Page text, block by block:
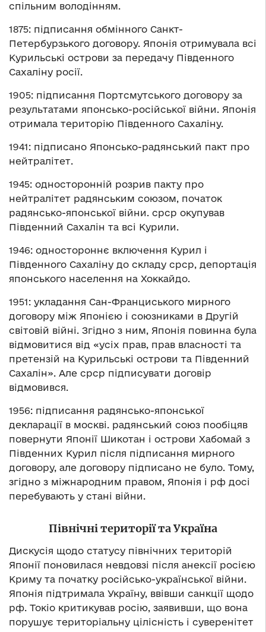
спільним володінням.
1875: підписання обмінного Санкт-
Петербурзького договору. Японія отримувала всі
Курильські острови за передачу Південного
Сахаліну росії.
1905: підписання Портсмутського договору за
результатами японсько-російської війни. Японія
отримала територію Південного Сахаліну.
1941: підписано Японсько-радянський пакт про
нейтралітет.
1945: односторонній розрив пакту про
нейтралітет радянським союзом, початок
радянсько-японської війни. срср окупував
Південний Сахалін та всі Курили.
1946: одностороннє включення Курил і
Південного Сахаліну до складу срср, депортація
японського населення на Хоккайдо.
1951: укладання Сан-Франциського мирного
договору між Японією і союзниками в Другій
світовій війні. Згідно з ним, Японія повинна була
відмовитися від «усіх прав, прав власності та
претензій на Курильські острови та Південний
Сахалін». Але срср підписувати договір
відмовився.
1956: підписання радянсько-японської
декларації в москві. радянський союз пообіцяв
повернути Японії Шикотан і острови Хабомай з
Південних Курил після підписання мирного
договору, але договору підписано не було. Тому,
згідно з міжнародним правом, Японія і рф досі
перебувають у стані війни.
Північні території та Україна
Дискусія щодо статусу північних територій
Японії поновилася невдовзі після анексії росією
Криму та початку російсько-української війни.
Японія підтримала Україну, ввівши санкції щодо
рф. Токіо критикував росію, заявивши, що вона
порушує територіальну цілісність і суверенітет